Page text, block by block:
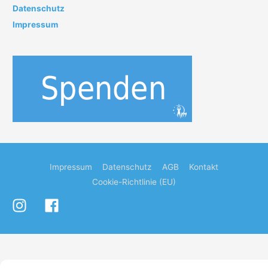
e
n
Datenschutz
Impressum
Impressum Datenschutz AGB
Kontakt
Cookie-Richtlinie (EU)